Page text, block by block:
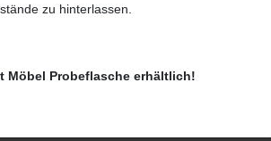
zu hinterlassen.
Möbel Probeflasche erhältlich!